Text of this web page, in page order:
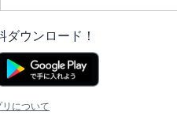
ダウンロード！
について